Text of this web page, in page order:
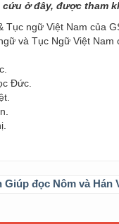
ở đây, được tham
Tục ngữ Việt Nam của
và Tục Ngữ Việt Nam
Đức.
Giúp đọc Nôm và Hán